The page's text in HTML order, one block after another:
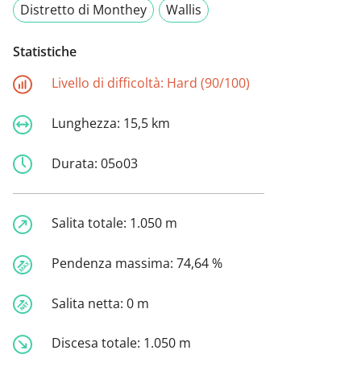
Distretto di Monthey
Wallis
Statistiche
Livello di difficoltà: Hard (90/100)
Lunghezza: 15,5 km
Durata: 05o03
Salita totale: 1.050 m
Pendenza massima: 74,64 %
Salita netta: 0 m
Discesa totale: 1.050 m